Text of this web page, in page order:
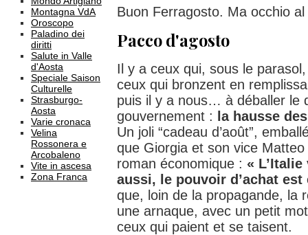
Montagna VdA
Oroscopo
Paladino dei
diritti
Salute in Valle
d'Aosta
Speciale Saison
Culturelle
Strasburgo-
Aosta
Varie cronaca
Velina
Rossonera e
Arcobaleno
Vite in ascesa
Zona Franca
Buon Ferragosto. Ma occhio al
Pacco d'agosto
Il y a ceux qui, sous le
ceux qui bronzent en
puis il y a nous… à déballer le
gouvernement :
la hausse
Un joli “cadeau d’août”,
que Giorgia et son vice Matteo
roman économique : «
aussi, le pouvoir d’achat est
que, loin de la propagande, la
une arnaque, avec un petit
ceux qui paient et se taisent.